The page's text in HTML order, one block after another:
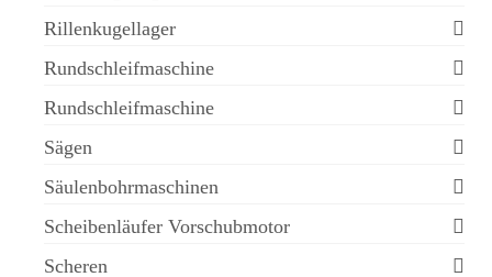
Rillenkugellager
Rundschleifmaschine
Rundschleifmaschine
Sägen
Säulenbohrmaschinen
Scheibenläufer Vorschubmotor
Scheren